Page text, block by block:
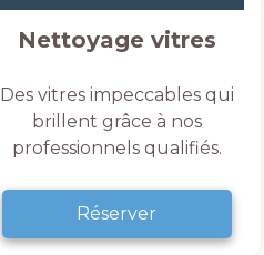
Nettoyage vitres
Des vitres impeccables qui
brillent grâce à nos
professionnels qualifiés.
Réserver